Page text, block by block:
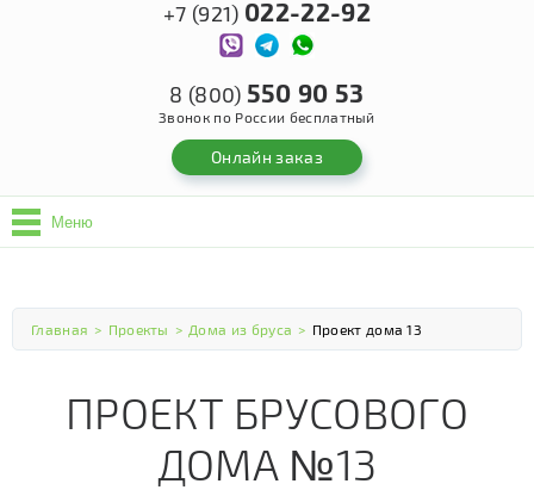
+7 (921) 022-22-92
8 (800) 550 90 53
Звонок по России бесплатный
Онлайн заказ
Меню
Главная > Проекты > Дома из бруса > Проект дома 13
ПРОЕКТ БРУСОВОГО
ДОМА №13